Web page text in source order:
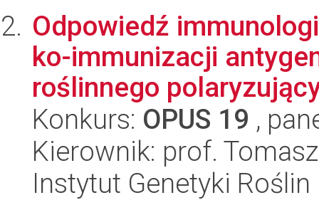
Odpowiedź
ko-immunizacji
roślinnego
Konkurs: OPUS 19 ,
Kierownik: prof.
Instytut Genetyki Roślin